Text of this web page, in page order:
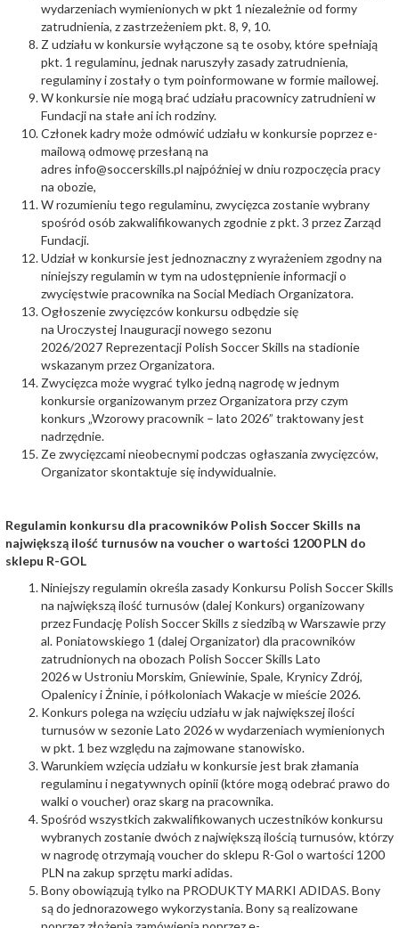
wydarzeniach wymienionych w pkt 1 niezależnie od formy
zatrudnienia, z zastrzeżeniem pkt. 8, 9, 10.
Z udziału w konkursie wyłączone są te osoby, które spełniają
pkt. 1 regulaminu, jednak naruszyły zasady zatrudnienia,
regulaminy i zostały o tym poinformowane w formie mailowej.
W konkursie nie mogą brać udziału pracownicy zatrudnieni w
Fundacji na stałe ani ich rodziny.
Członek kadry może odmówić udziału w konkursie poprzez e-
mailową odmowę przesłaną na
adres info@soccerskills.pl najpóźniej w dniu rozpoczęcia pracy
na obozie,
W rozumieniu tego regulaminu, zwycięzca zostanie wybrany
spośród osób zakwalifikowanych zgodnie z pkt. 3 przez Zarząd
Fundacji.
Udział w konkursie jest jednoznaczny z wyrażeniem zgodny na
niniejszy regulamin w tym na udostępnienie informacji o
zwycięstwie pracownika na Social Mediach Organizatora.
Ogłoszenie zwycięzców konkursu odbędzie się
na Uroczystej Inauguracji nowego sezonu
2026/2027 Reprezentacji Polish Soccer Skills na stadionie
wskazanym przez Organizatora.
Zwycięzca może wygrać tylko jedną nagrodę w jednym
konkursie organizowanym przez Organizatora przy czym
konkurs „Wzorowy pracownik – lato 2026” traktowany jest
nadrzędnie.
Ze zwycięzcami nieobecnymi podczas ogłaszania zwycięzców,
Organizator skontaktuje się indywidualnie.
Regulamin konkursu dla pracowników Polish Soccer Skills na
największą ilość turnusów na voucher o wartości 1200 PLN do
sklepu R-GOL
Niniejszy regulamin określa zasady Konkursu Polish Soccer Skills
na największą ilość turnusów (dalej Konkurs) organizowany
przez Fundację Polish Soccer Skills z siedzibą w Warszawie przy
al. Poniatowskiego 1 (dalej Organizator) dla pracowników
zatrudnionych na obozach Polish Soccer Skills Lato
2026 w Ustroniu Morskim, Gniewinie, Spale, Krynicy Zdrój,
Opalenicy i Żninie, i półkoloniach Wakacje w mieście 2026.
Konkurs polega na wzięciu udziału w jak największej ilości
turnusów w sezonie Lato 2026 w wydarzeniach wymienionych
w pkt. 1 bez względu na zajmowane stanowisko.
Warunkiem wzięcia udziału w konkursie jest brak złamania
regulaminu i negatywnych opinii (które mogą odebrać prawo do
walki o voucher) oraz skarg na pracownika.
Spośród wszystkich zakwalifikowanych uczestników konkursu
wybranych zostanie dwóch z największą ilością turnusów, którzy
w nagrodę otrzymają voucher do sklepu R-Gol o wartości 1200
PLN na zakup sprzętu marki adidas.
Bony obowiązują tylko na PRODUKTY MARKI ADIDAS. Bony
są do jednorazowego wykorzystania. Bony są realizowane